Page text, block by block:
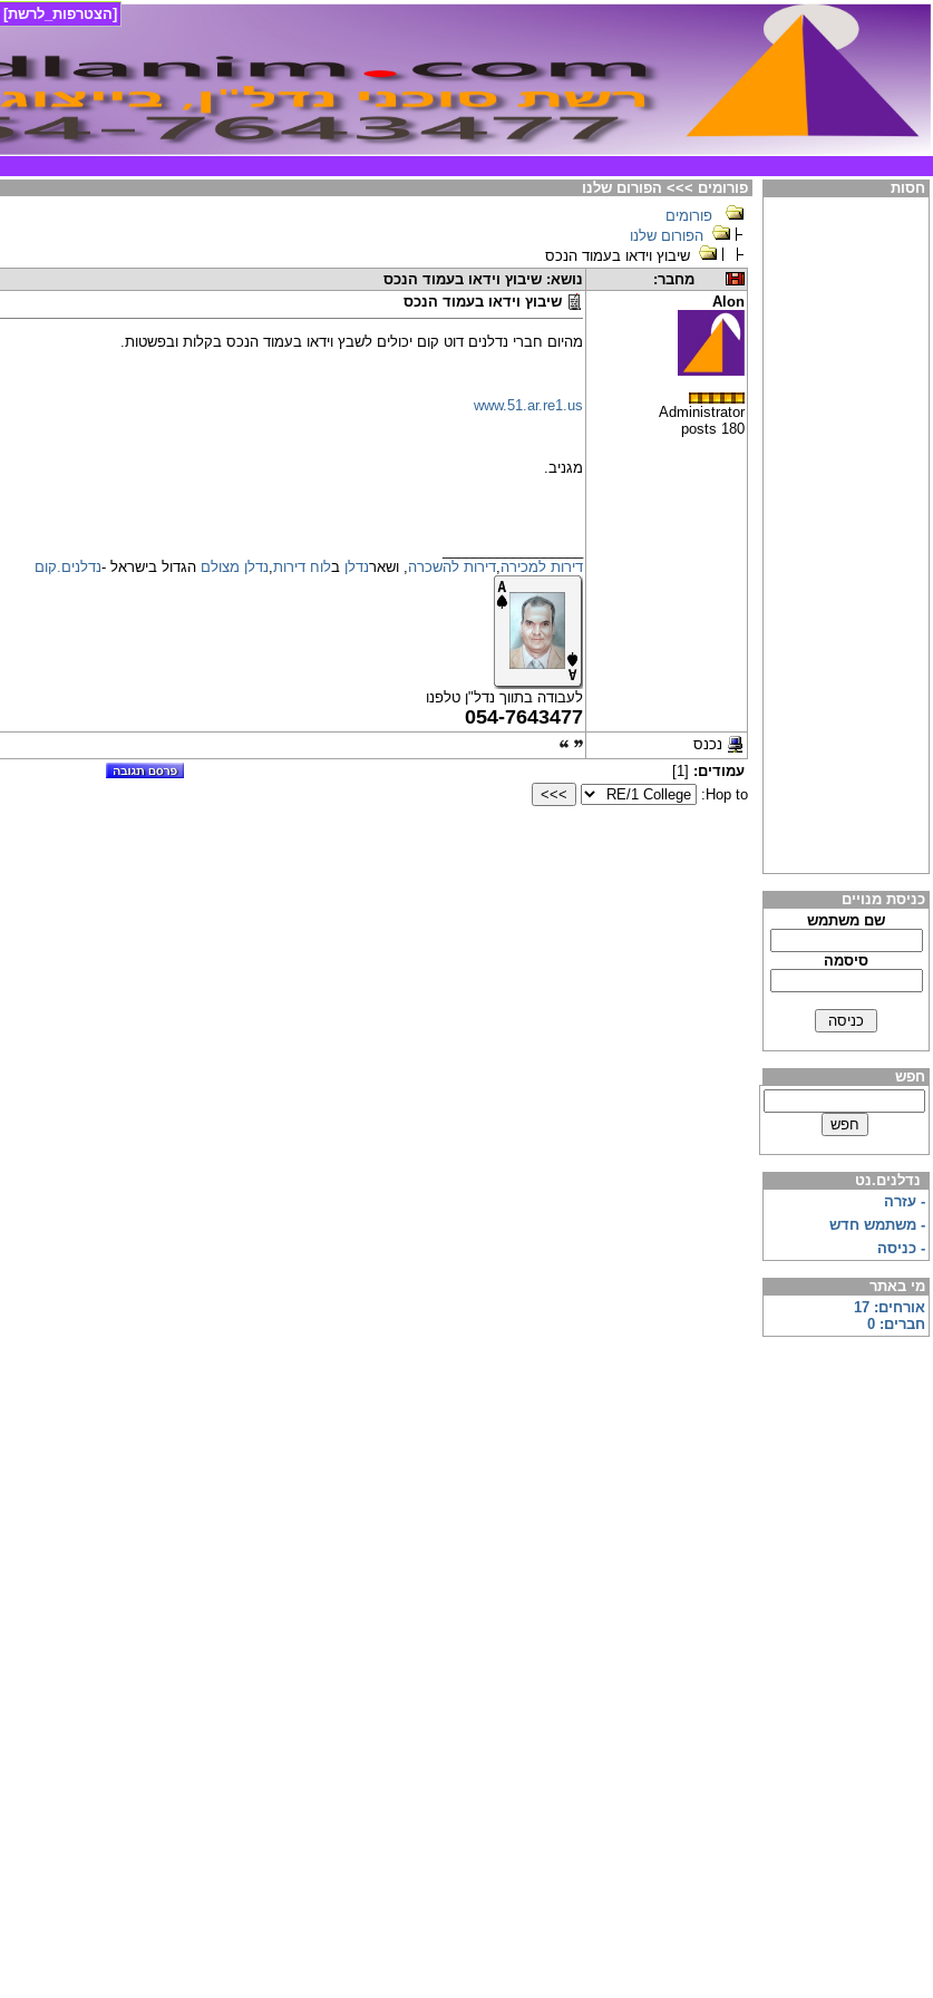
[הצטרפות_לרשת]
חסות
כניסת מנויים
שם משתמש
סיסמה
חפש
נדלנים.נט
- עזרה
- משתמש חדש
- כניסה
מי באתר
אורחים: 17
חברים: 0
פורומים >>> הפורום שלנו
פורומים
הפורום שלנו
שיבוץ וידאו בעמוד הנכס
מחבר:
נושא: שיבוץ וידאו בעמוד הנכס
Alon
Administrator
180 posts
שיבוץ וידאו בעמוד הנכס
מהיום חברי נדלנים דוט קום יכולים לשבץ וידאו בעמוד הנכס בקלות ובפשטות.
www.51.ar.re1.us
מגניב.
דירות למכירה דירות להשכרה , ושארנדלן בלוח דירות נדלן מצולם הגדול בישראל -נדלנים.קום
לעבודה בתווך נדל"ן טלפנו
054-7643477
נכנס
עמודים: [1]
Hop to: